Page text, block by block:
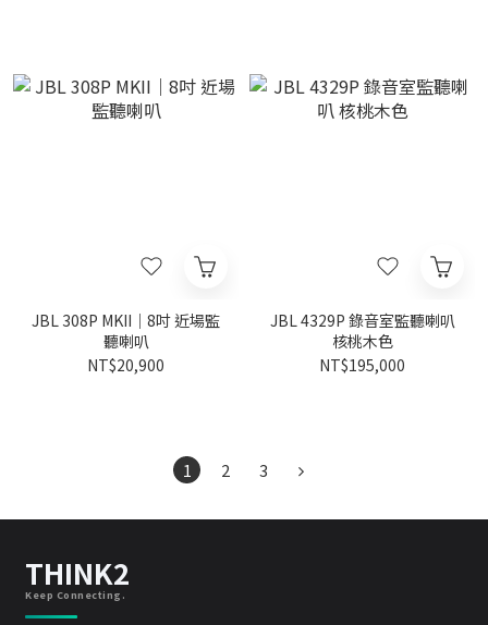
JBL 308P MKII｜8吋 近場監
聽喇叭
NT$20,900
JBL 4329P 錄音室監聽喇叭
核桃木色
NT$195,000
1 2 3
THINK2
Keep Connecting.